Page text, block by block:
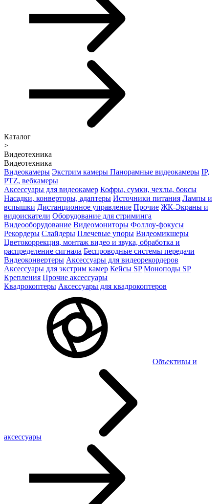
Каталог
>
Видеотехника
Видеотехника
Видеокамеры Экстрим камеры Панорамные видеокамеры IP,
PTZ, вебкамеры
Аксессуары для видеокамер Кофры, сумки, чехлы, боксы
Насадки, конверторы, адаптеры Источники питания Лампы и
вспышки Дистанционное управление Прочие ЖК-Экраны и
видоискатели Оборудование для стриминга
Видеооборудование Видеомониторы Фоллоу-фокусы
Рекордеры Слайдеры Плечевые упоры Видеомикшеры
Цветокоррекция, монтаж видео и звука, обработка и
распределение сигнала Беспроводные системы передачи
Видеоконвертеры Аксессуары для видеорекордеров
Аксессуары для экстрим камер Кейсы SP Моноподы SP
Крепления Прочие аксессуары
Квадрокоптеры Аксессуары для квадрокоптеров
Объективы и
аксессуары